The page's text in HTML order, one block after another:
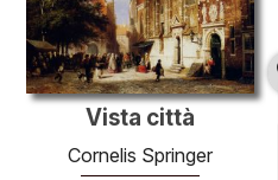
Vista città
Cornelis Springer